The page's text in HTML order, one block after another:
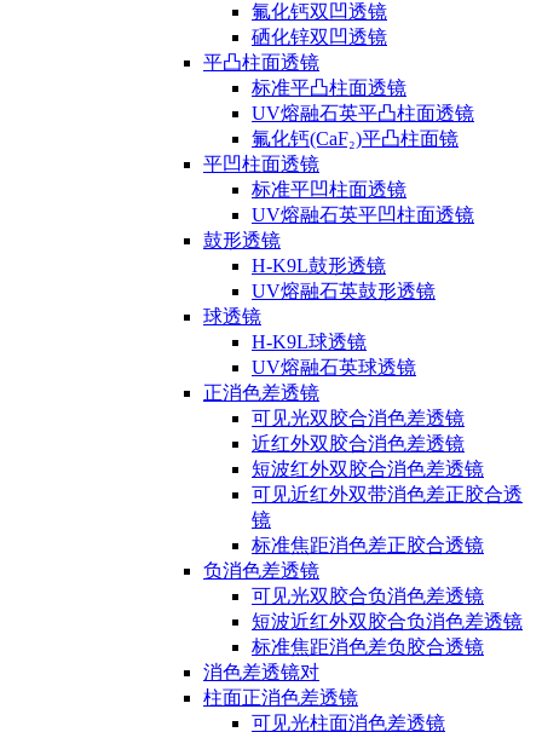
氟化钙双凹透镜
硒化锌双凹透镜
平凸柱面透镜
标准平凸柱面透镜
UV熔融石英平凸柱面透镜
氟化钙(CaF₂)平凸柱面镜
平凹柱面透镜
标准平凹柱面透镜
UV熔融石英平凹柱面透镜
鼓形透镜
H-K9L鼓形透镜
UV熔融石英鼓形透镜
球透镜
H-K9L球透镜
UV熔融石英球透镜
正消色差透镜
可见光双胶合消色差透镜
近红外双胶合消色差透镜
短波红外双胶合消色差透镜
可见近红外双带消色差正胶合透
镜
标准焦距消色差正胶合透镜
负消色差透镜
可见光双胶合负消色差透镜
短波近红外双胶合负消色差透镜
标准焦距消色差负胶合透镜
消色差透镜对
柱面正消色差透镜
可见光柱面消色差透镜